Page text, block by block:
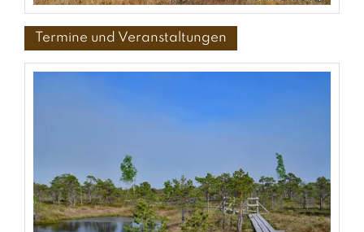
Termine und Veranstaltungen